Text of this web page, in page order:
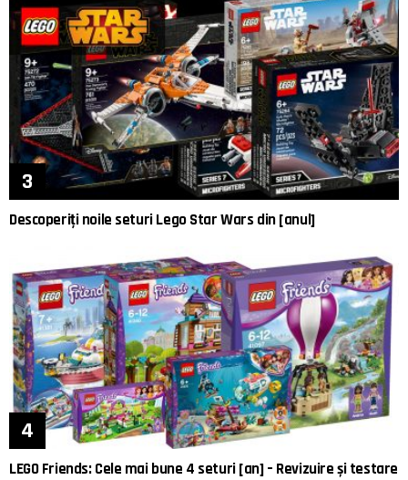
Descoperiți noile seturi Lego Star Wars din [anul]
LEGO Friends: Cele mai bune 4 seturi [an] – Revizuire și testare